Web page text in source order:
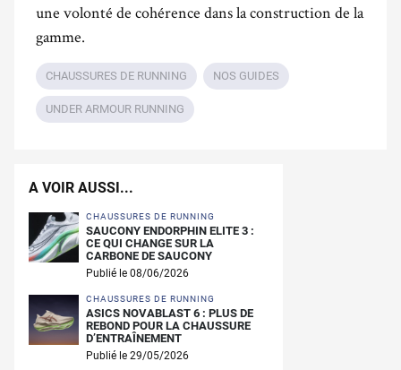
une volonté de cohérence dans la construction de la
gamme.
CHAUSSURES DE RUNNING NOS GUIDES
UNDER ARMOUR RUNNING
A VOIR AUSSI...
CHAUSSURES DE RUNNING
SAUCONY ENDORPHIN ELITE 3 :
CE QUI CHANGE SUR LA
CARBONE DE SAUCONY
Publié le 08/06/2026
CHAUSSURES DE RUNNING
ASICS NOVABLAST 6 : PLUS DE
REBOND POUR LA CHAUSSURE
D’ENTRAÎNEMENT
Publié le 29/05/2026